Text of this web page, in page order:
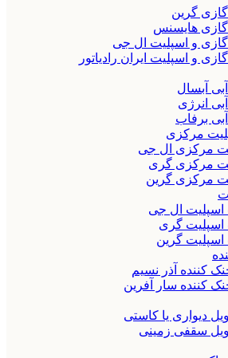
گرین
گازی هایسنس
و اسپلیت ال جی
و اسپلیت ایران رادیاتور
آبسال
انرژی
برفاب
مرکزی
مرکزی ال جی
مرکزی گری
مرکزی گرین
اسپلیت ال جی
اسپلیت گری
گرین
کننده آذر نسیم
کننده سار آفرین
دیواری یا کاستی
سقفی زمینی